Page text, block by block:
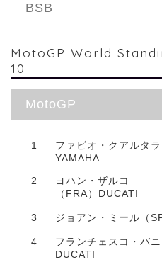
BSB
MotoGP World
10
MotoGP
1
ファビオ・クアルタラ
YAMAHA
2
ヨハン・ザルコ
（FRA）DUCATI
3 ジョアン・ミール（
4
フランチェスコ・バニ
DUCATI